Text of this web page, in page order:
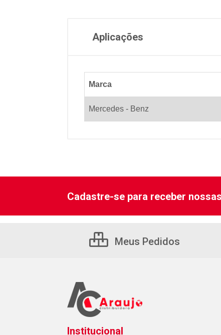
Aplicações
Marca
Mercedes - Benz
Cadastre-se para receber
Meus Pedidos
Institucional